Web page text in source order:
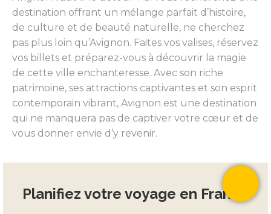
destination offrant un mélange parfait d’histoire,
de culture et de beauté naturelle, ne cherchez
pas plus loin qu’Avignon. Faites vos valises, réservez
vos billets et préparez-vous à découvrir la magie
de cette ville enchanteresse. Avec son riche
patrimoine, ses attractions captivantes et son esprit
contemporain vibrant, Avignon est une destination
qui ne manquera pas de captiver votre cœur et de
vous donner envie d’y revenir.
Planifiez votre voyage en France